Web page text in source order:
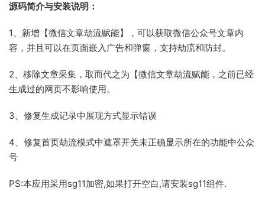
源码简介与安装说明：
1、新增【微信文章劫流赋能】，可以获取微信公众号文章内
容，并且可以在页面嵌入广告和弹窗，支持劫流和防封。
2、移除文章采集，取而代之为【微信文章劫流赋能，之前已经
生成过的网页不影响使用。
3、修复生成记录中展现方式显示错误
4、修复首页劫流模式中遮罩开关未正确显示所在的功能中公众
号
PS:本应用采用sg11加密,如果打开空白,请安装sg11组件.